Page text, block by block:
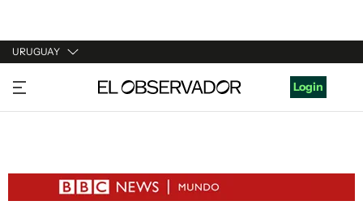
URUGUAY
URUGUAY
ARGENTINA
ESTADOS UNIDOS
Login